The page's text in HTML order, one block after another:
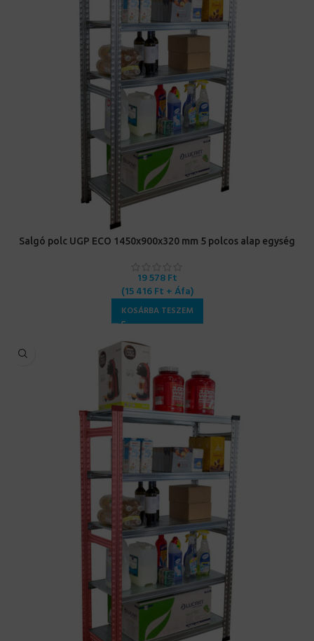
Salgó polc UGP ECO 1450x900x320 mm 5 polcos alap egység
19 578Ft
(15 416Ft + Áfa)
KOSÁRBA TESZEM